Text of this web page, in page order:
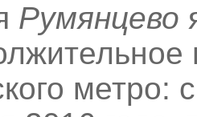
Румянцево
метро: